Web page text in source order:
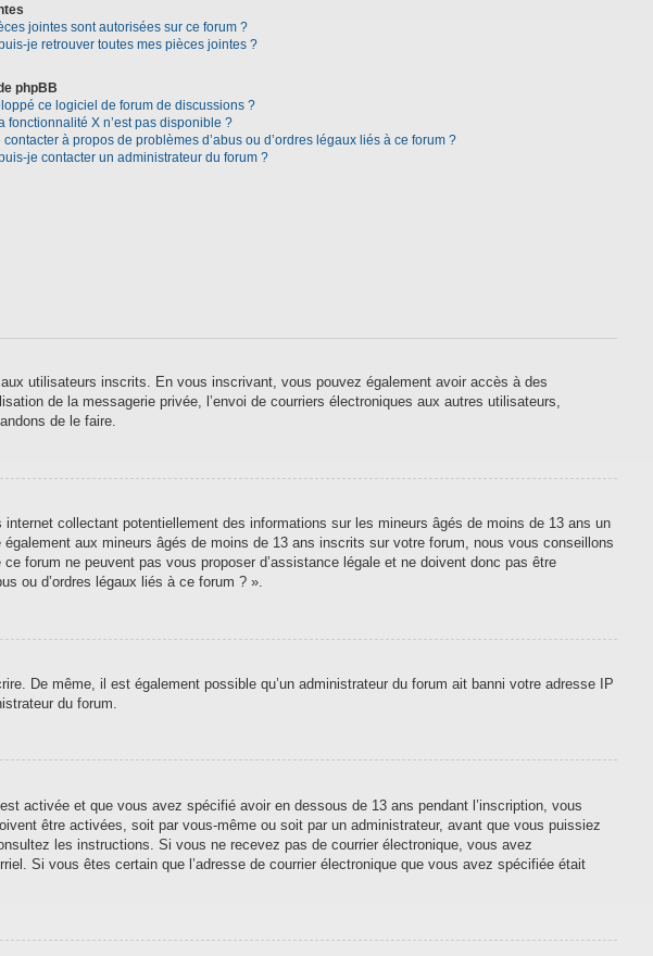
jointes sont autorisées sur ce forum ?
je retrouver toutes mes pièces jointes ?
phpBB
ce logiciel de forum de discussions ?
fonctionnalité X n’est pas disponible ?
à propos de problèmes d’abus ou d’ordres légaux liés à ce forum ?
je contacter un administrateur du forum ?
utilisateurs inscrits. En vous inscrivant, vous pouvez également avoir accès à des
de la messagerie privée, l’envoi de courriers électroniques aux autres utilisateurs,
de le faire.
collectant potentiellement des informations sur les mineurs âgés de moins de 13 ans un
aux mineurs âgés de moins de 13 ans inscrits sur votre forum, nous vous conseillons
forum ne peuvent pas vous proposer d’assistance légale et ne doivent donc pas être
ou d’ordres légaux liés à ce forum ? ».
De même, il est également possible qu’un administrateur du forum ait banni votre adresse IP
du forum.
activée et que vous avez spécifié avoir en dessous de 13 ans pendant l’inscription, vous
être activées, soit par vous-même ou soit par un administrateur, avant que vous puissiez
les instructions. Si vous ne recevez pas de courrier électronique, vous avez
Si vous êtes certain que l’adresse de courrier électronique que vous avez spécifiée était